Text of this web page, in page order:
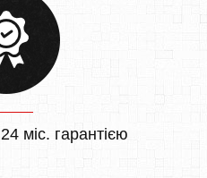
міс. гарантією